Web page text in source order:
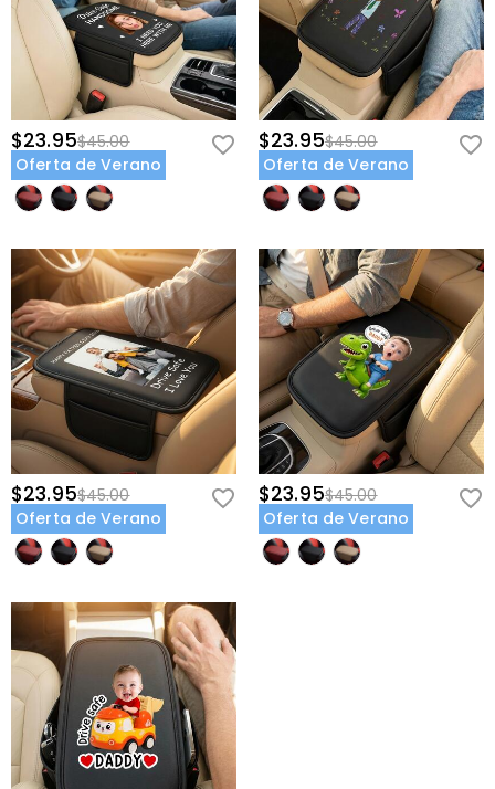
$23.95$45.00
Oferta de Verano
$23.95$45.00
Oferta de Verano
$23.95$45.00
Oferta de Verano
$23.95$45.00
Oferta de Verano